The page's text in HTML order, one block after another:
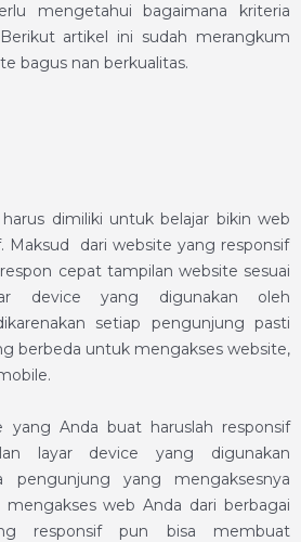
mengetahui bagaimana kriteria
artikel ini sudah merangkum
bagus nan berkualitas.
harus dimiliki untukbelajar bikin web
Maksud dari website yang responsif
cepat tampilan website sesuai
device yang digunakan oleh
setiap pengunjung pasti
berbeda untuk mengakses website,
yang Anda buat haruslah responsif
layar device yang digunakan
pengunjung yang mengaksesnya
web Anda dari berbagai
responsif pun bisa membuat